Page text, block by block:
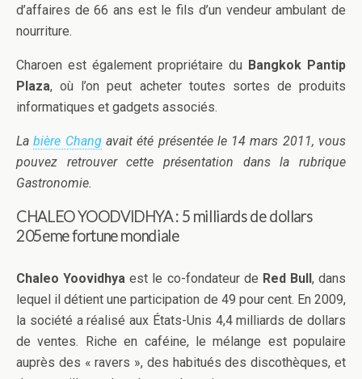
d’affaires de 66 ans est le fils d’un vendeur ambulant de
nourriture.
Charoen est également propriétaire du Bangkok Pantip
Plaza, où l’on peut acheter toutes sortes de produits
informatiques et gadgets associés.
Labière Changavait été présentée le 14 mars 2011, vous
pouvez retrouver cette présentation dans la rubrique
Gastronomie.
CHALEO YOODVIDHYA : 5 milliards de dollars
205eme fortune mondiale
Chaleo Yoovidhya est le co-fondateur de Red Bull , dans
lequel il détient une participation de 49 pour cent. En 2009,
la société a réalisé aux États-Unis 4,4 milliards de dollars
de ventes. Riche en caféine, le mélange est populaire
auprès des « ravers », des habitués des discothèques, et